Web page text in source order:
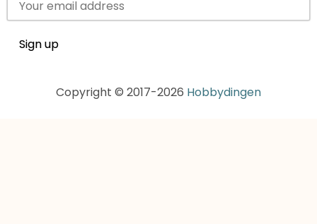
Copyright © 2017-2026 Hobbydingen